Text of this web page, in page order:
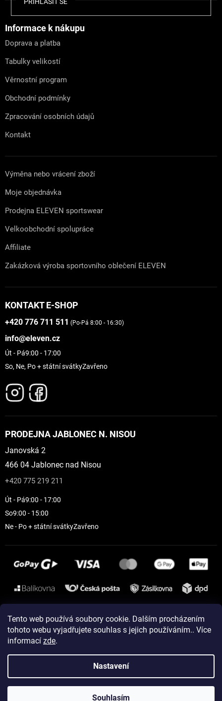
Tento web používá soubory cookie. Dalším procházením
tohoto webu vyjadřujete souhlas s jejich používáním.. Více
informací zde.
Nastavení
Souhlasím
Informace k nákupu
Doprava a platba
Tabulky velikostí
Věrnostní program
Obchodní podmínky
Zpracování osobních údajů
Kontakt
Výměna nebo vrácení zboží
Moje objednávka
Prodejna ELEVEN sportswear
Velkoobchodní spolupráce
Affiliate
Zakázková výroba sportovního oblečení ELEVEN
KONTAKT E-SHOP
+420 776 711 511 (Po-Pá 8:00 - 16:30)
info@eleven.cz
Út - Pá9:00 - 17:00
So, Ne, Po + státní svátkyZavřeno
PRODEJNA JABLONEC N. NISOU
Janovská 2
466 04 Jablonec nad Nisou
+420 775 219 211
Út - Pá9:00 - 17:00
So9:00 - 15:00
Ne - Po + státní svátkyZavřeno
Instagram
Vytvořil Shoptet
Copyright 2026ELEVEN sportswear. Všechna práva vyhrazena.